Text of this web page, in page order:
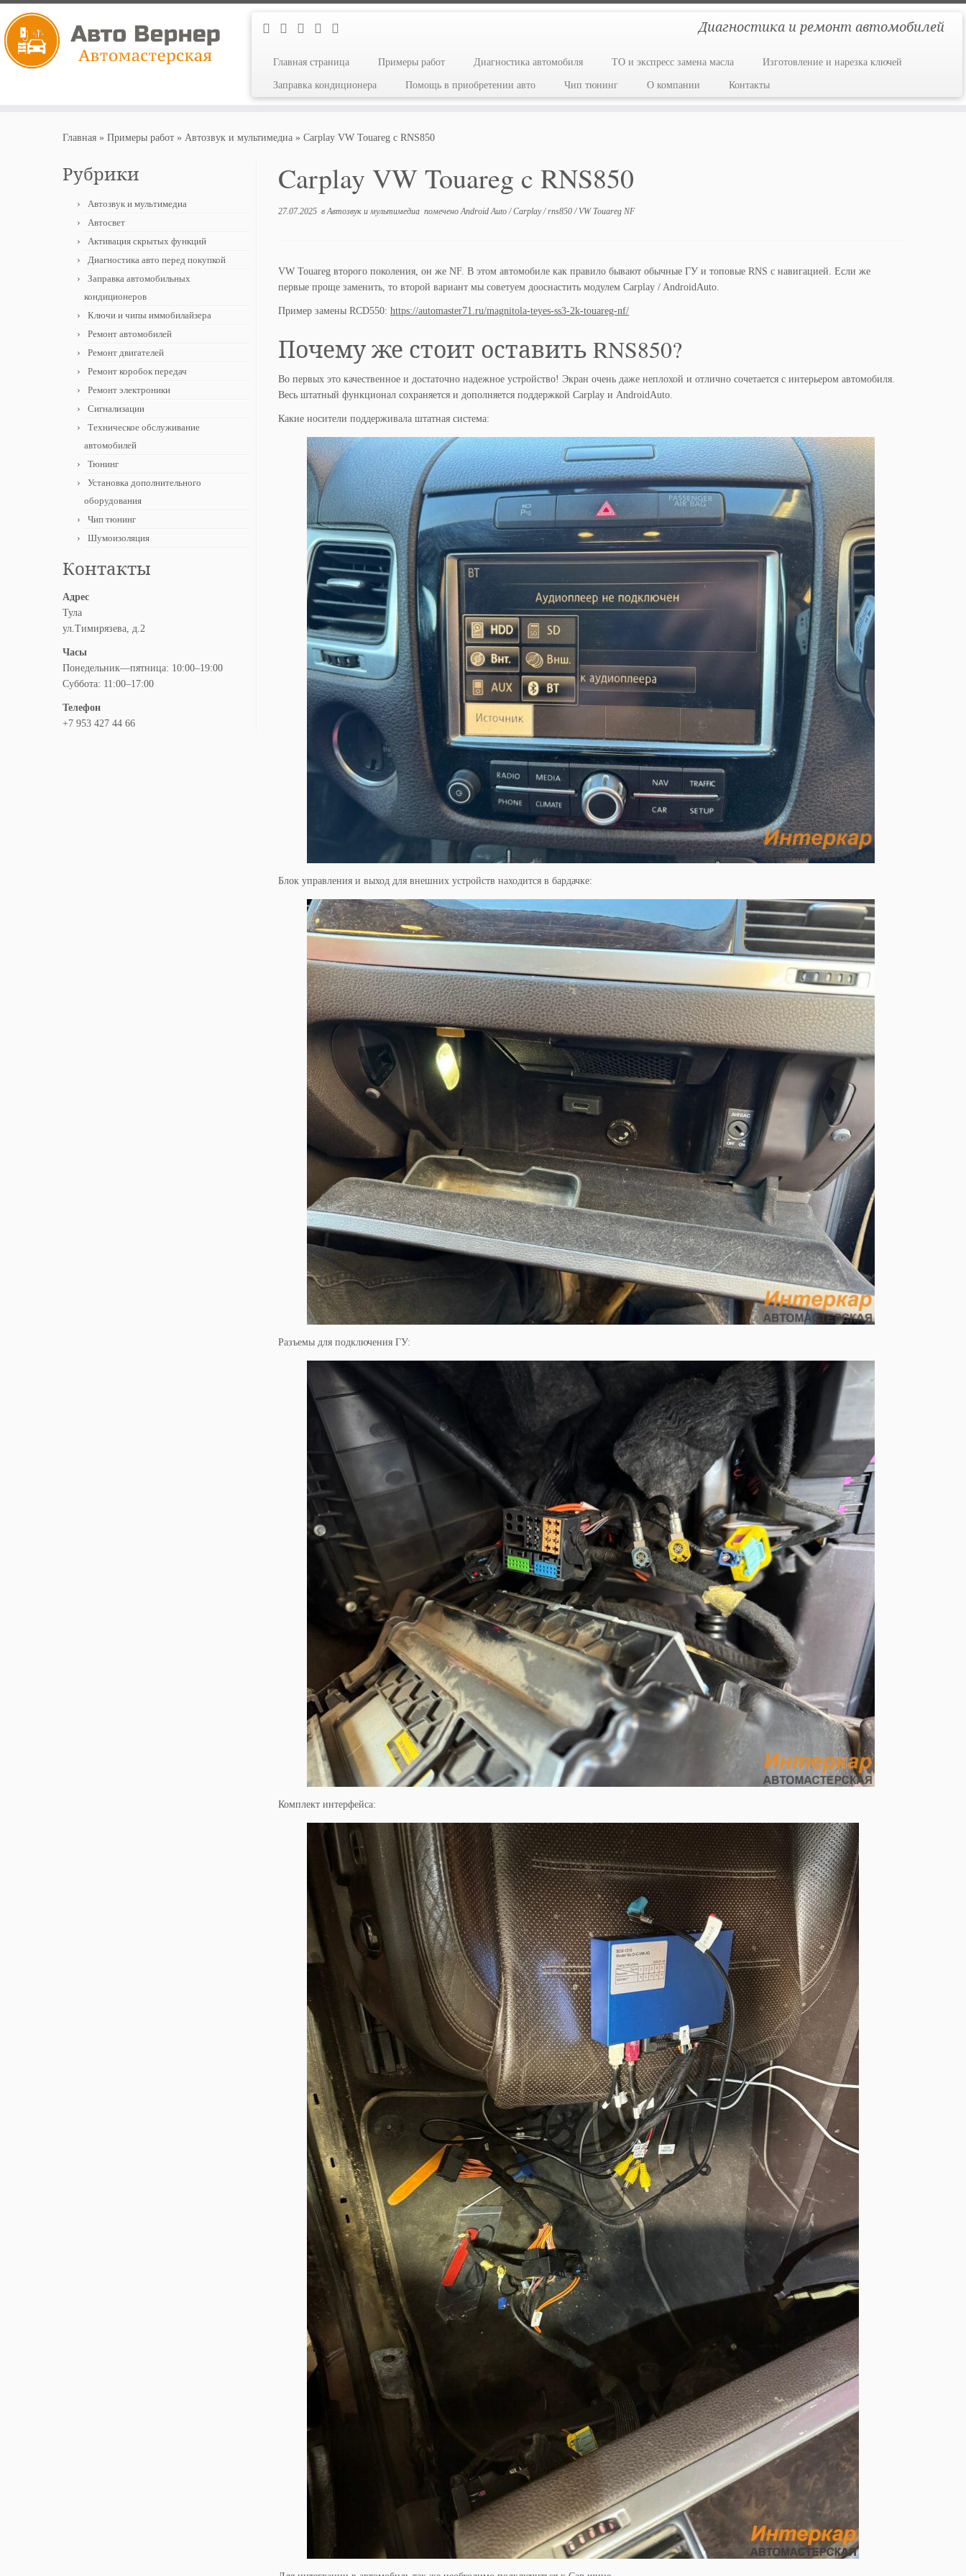
Диагностика и ремонт автомобилей
Главная страница Примеры работ Диагностика автомобиля ТО и экспресс замена масла Изготовление и нарезка ключей
Заправка кондиционера Помощь в приобретении авто Чип тюнинг О компании Контакты
Главная » Примеры работ » Автозвук и мультимедиа » Carplay VW Touareg c RNS850
Рубрики
Автозвук и мультимедиа
Автосвет
Активация скрытых функций
Диагностика авто перед покупкой
Заправка автомобильных
кондиционеров
Ключи и чипы иммобилайзера
Ремонт автомобилей
Ремонт двигателей
Ремонт коробок передач
Ремонт электроники
Сигнализации
Техническое обслуживание
автомобилей
Тюнинг
Установка дополнительного
оборудования
Чип тюнинг
Шумоизоляция
Контакты
Адрес
Тула
ул.Тимирязева, д.2
Часы
Понедельник—пятница: 10:00–19:00
Суббота: 11:00–17:00
Телефон
+7 953 427 44 66
Carplay VW Touareg c RNS850
27.07.2025 вАвтозвук и мультимедиа помеченоAndroid Auto/Carplay/rns850/ VW Touareg NF
VW Touareg второго поколения, он же NF. В этом автомобиле как правило бывают обычные ГУ и топовые RNS с навигацией. Если же
первые проще заменить, то второй вариант мы советуем дооснастить модулем Carplay / AndroidAuto.
Пример замены RCD550: https://automaster71.ru/magnitola-teyes-ss3-2k-touareg-nf/
Почему же стоит оставить RNS850?
Во первых это качественное и достаточно надежное устройство! Экран очень даже неплохой и отлично сочетается с интерьером автомобиля.
Весь штатный функционал сохраняется и дополняется поддержкой Carplay и AndroidAuto.
Какие носители поддерживала штатная система:
Блок управления и выход для внешних устройств находится в бардачке:
Разъемы для подключения ГУ:
Комплект интерфейса: